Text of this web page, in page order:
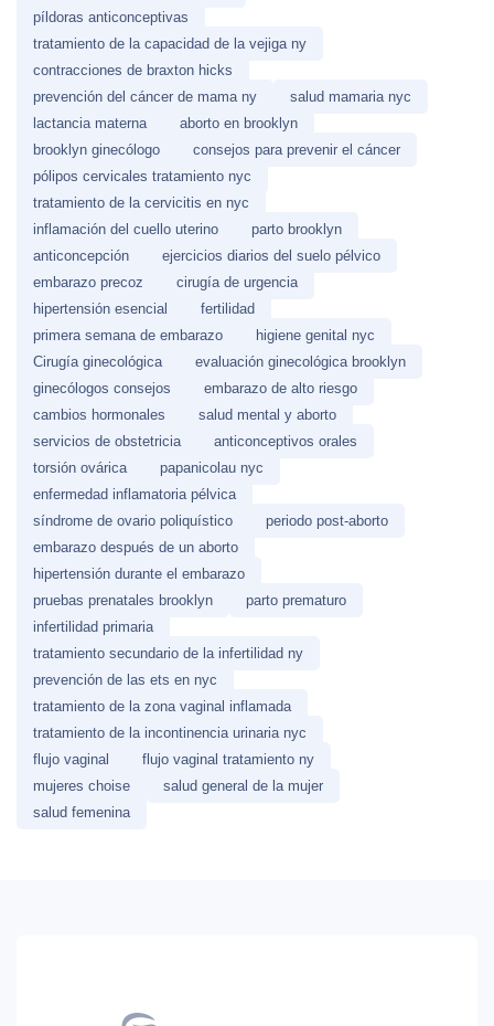
píldoras anticonceptivas
tratamiento de la capacidad de la vejiga ny
contracciones de braxton hicks
prevención del cáncer de mama ny
salud mamaria nyc
lactancia materna
aborto en brooklyn
brooklyn ginecólogo
consejos para prevenir el cáncer
pólipos cervicales tratamiento nyc
tratamiento de la cervicitis en nyc
inflamación del cuello uterino
parto brooklyn
anticoncepción
ejercicios diarios del suelo pélvico
embarazo precoz
cirugía de urgencia
hipertensión esencial
fertilidad
primera semana de embarazo
higiene genital nyc
Cirugía ginecológica
evaluación ginecológica brooklyn
ginecólogos consejos
embarazo de alto riesgo
cambios hormonales
salud mental y aborto
servicios de obstetricia
anticonceptivos orales
torsión ovárica
papanicolau nyc
enfermedad inflamatoria pélvica
síndrome de ovario poliquístico
periodo post-aborto
embarazo después de un aborto
hipertensión durante el embarazo
pruebas prenatales brooklyn
parto prematuro
infertilidad primaria
tratamiento secundario de la infertilidad ny
prevención de las ets en nyc
tratamiento de la zona vaginal inflamada
tratamiento de la incontinencia urinaria nyc
flujo vaginal
flujo vaginal tratamiento ny
mujeres choise
salud general de la mujer
salud femenina